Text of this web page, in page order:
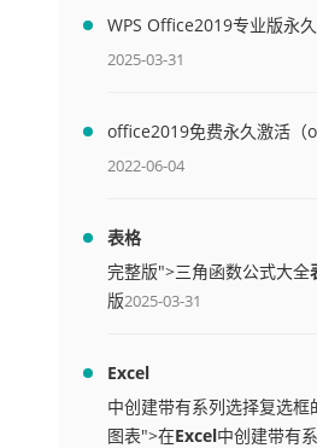
WPS Office2019专业版永
(附终身授权序列号)
2025-03-31
office2019免费永久激活（
免费永久激活码）
2022-06-04
表格
完整版">三角函数公式大全
版2025-03-31
Excel
中创建带有系列选择复选框
图表">在Excel中创建带有